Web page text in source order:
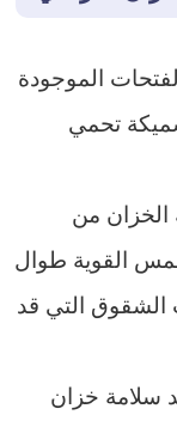
الموجودة
تحمي
الخزان من
القوية طوال
الشقوق التي قد
سلامة خزان